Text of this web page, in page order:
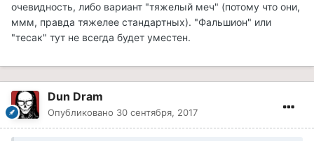
очевидность, либо вариант "тяжелый меч" (потому что они,
ммм, правда тяжелее стандартных). "Фальшион" или
"тесак" тут не всегда будет уместен.
Dun Dram
Опубликовано 30 сентября, 2017